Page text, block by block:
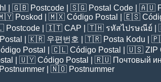
| 🇬🇧 Postcode | 🇸🇬 Postal Code | 🇦🇺
Poskod | 🇲🇽 Código Postal | 🇪🇸
Postcode | 🇮🇹 CAP | 🇹🇭 รหัสไปรษณีย์ |
| 🇰🇷 우편번호 | 🇹🇷 Posta Kodu |
Postal | 🇨🇱 Código Postal | 🇺🇸 ZIP
| 🇺🇾 Código Postal | 🇷🇺 Почтовый
Postnummer | 🇳🇴 Postnummer